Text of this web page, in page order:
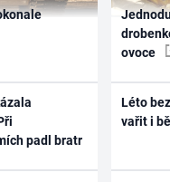
padl bratr
ovoce
Léto
vařit i